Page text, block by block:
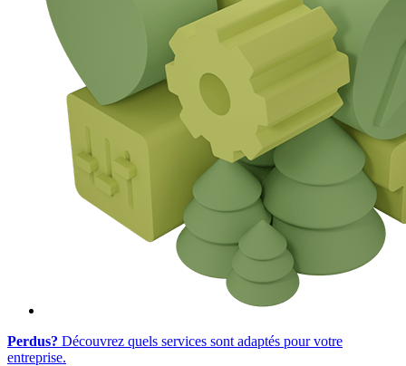
Perdus? Découvrez quels services sont adaptés pour votre
entreprise.